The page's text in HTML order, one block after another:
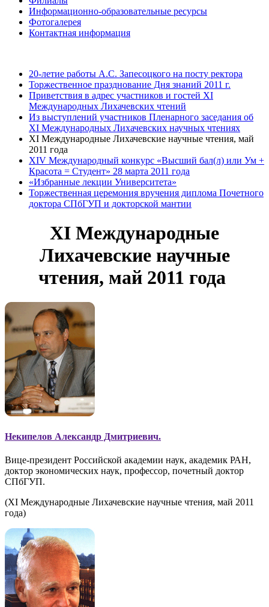
Информационно-образовательные ресурсы
Фотогалерея
Контактная информация
20-летие работы А.С. Запесоцкого на посту ректора
Торжественное празднование Дня знаний 2011 г.
Приветствия в адрес участников и гостей XI
Международных Лихачевских чтений
Из выступлений участников Пленарного заседания об
XI Международных Лихачевских научных чтениях
XI Международные Лихачевские научные чтения, май
2011 года
XIV Международный конкурс «Высший бал(л) или Ум +
Красота = Студент» 28 марта 2011 года
«Избранные лекции Университета»
Торжественная церемония вручения диплома Почетного
доктора СПбГУП и докторской мантии
XI Международные
Лихачевские научные
чтения, май 2011 года
Некипелов Александр Дмитриевич.
Вице-президент Российской академии наук, академик РАН,
доктор экономических наук, профессор, почетный доктор
СПбГУП.
(XI Международные Лихачевские научные чтения, май 2011
года)